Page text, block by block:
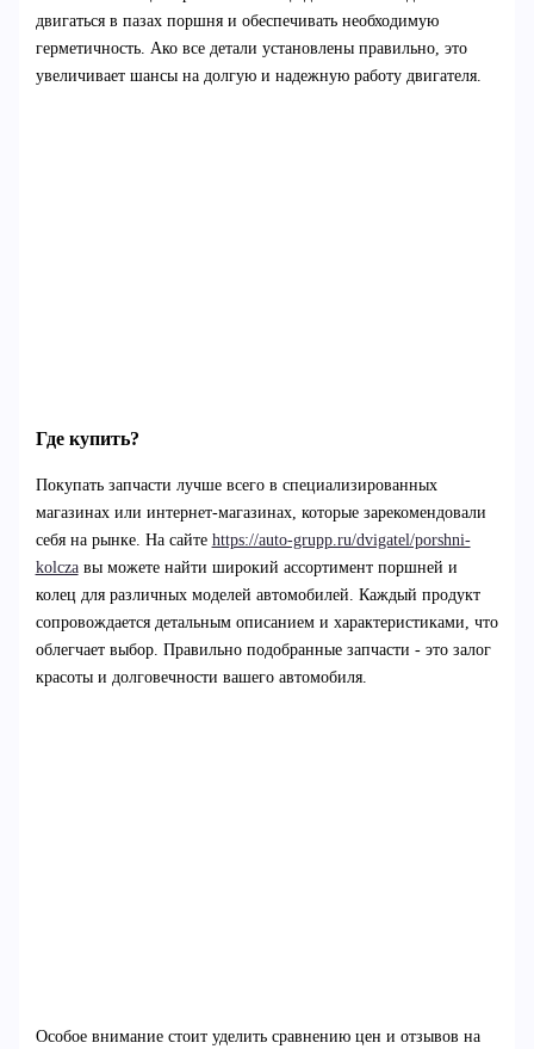
двигаться в пазах поршня и обеспечивать необходимую
герметичность. Ако все детали установлены правильно, это
увеличивает шансы на долгую и надежную работу двигателя.
Где купить?
Покупать запчасти лучше всего в специализированных
магазинах или интернет-магазинах, которые зарекомендовали
себя на рынке. На сайте https://auto-grupp.ru/dvigatel/porshni-
kolczaвы можете найти широкий ассортимент поршней и
колец для различных моделей автомобилей. Каждый продукт
сопровождается детальным описанием и характеристиками, что
облегчает выбор. Правильно подобранные запчасти - это залог
красоты и долговечности вашего автомобиля.
Особое внимание стоит уделить сравнению цен и отзывов на